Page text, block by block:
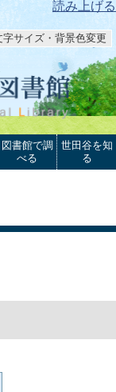
読み上げる
字サイズ・背景色変更
図書館で調
べる
世田谷を知
る